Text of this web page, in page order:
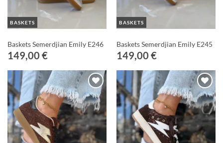
BASKETS
Baskets Semerdjian Emily E246
149,00 €
BASKETS
Baskets Semerdjian Emily E245
149,00 €
Ajouter
à ma
Wishlist
Ajouter
à ma
Wishlist